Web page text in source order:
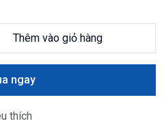
Thêm vào giỏ hàng
ngay
thích